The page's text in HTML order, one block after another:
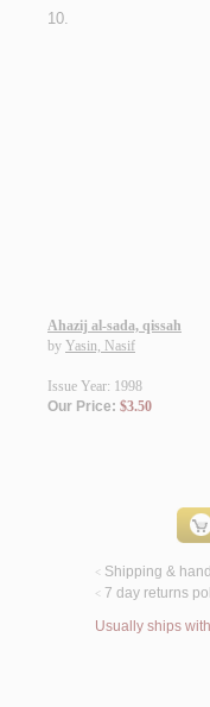
10.
Ahazij al-sada, qissah
by Yasin, Nasif
Issue Year: 1998
Our Price: $3.50
< Shipping &
< 7 day returns
Usually ships